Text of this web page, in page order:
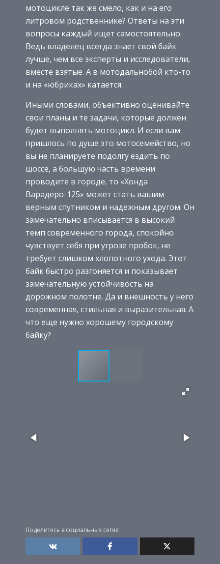
мотоцикле так же смело, как и на его
литровом родственнике? Ответы на эти
вопросы каждый ищет самостоятельно.
Ведь владелец всегда знает свой байк
лучше, чем все эксперты и исследователи,
вместе взятые. А в мотодальнобой кто-то
и на «юбриках» катается.
Иными словами, объективно оценивайте
свои планы и те задачи, которые должен
будет выполнять мотоцикл. И если вам
пришлось по душе это мотосемейство, но
вы не планируете подолгу ездить по
шоссе, а большую часть времени
проводите в городе, то «Хонда
Варадеро-125» может стать вашим
верным спутником и надежным другом. Он
замечательно вписывается в высокий
темп современного города, спокойно
чувствует себя при угрозе пробок, не
требует слишком хлопотного ухода. Этот
байк быстро разгоняется и показывает
замечательную устойчивость на
дорожном полотне. Да и внешность у него
современная, стильная и выразительная. А
что еще нужно хорошему городскому
байку?
Поделитесь в социальных сетях: